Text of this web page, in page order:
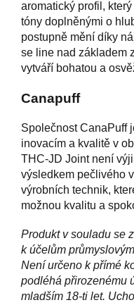
aromatický profil,
tóny doplněnými o
postupně mění díky
se line nad základem
vytváří bohatou a
Canapuff
Společnost CanaPuff
inovacím a kvalitě v
THC-JD Joint není
výsledkem pečlivého
výrobních technik,
možnou kvalitu a
Produkt v souladu se
k účelům
Není určeno k přímé
podléhá přirozenému
mladším 18-ti let.